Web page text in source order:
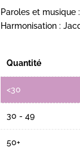
Paroles et musique
Harmonisation :
Quantité
<30
30 - 49
50+